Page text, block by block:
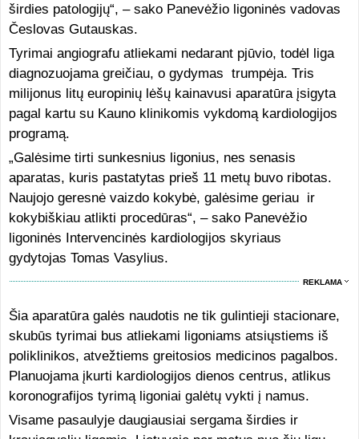
širdies patologijų“, – sako Panevėžio ligoninės vadovas
Česlovas Gutauskas.
Tyrimai angiografu atliekami nedarant pjūvio, todėl liga
diagnozuojama greičiau, o gydymas trumpėja. Tris
milijonus litų europinių lėšų kainavusi aparatūra įsigyta
pagal kartu su Kauno klinikomis vykdomą kardiologijos
programą.
„Galėsime tirti sunkesnius ligonius, nes senasis
aparatas, kuris pastatytas prieš 11 metų buvo ribotas.
Naujojo geresnė vaizdo kokybė, galėsime geriau ir
kokybiškiau atlikti procedūras“, – sako Panevėžio
ligoninės Intervencinės kardiologijos skyriaus
gydytojas Tomas Vasylius.
REKLAMA
Šia aparatūra galės naudotis ne tik gulintieji stacionare,
skubūs tyrimai bus atliekami ligoniams atsiųstiems iš
poliklinikos, atvežtiems greitosios medicinos pagalbos.
Planuojama įkurti kardiologijos dienos centrus, atlikus
koronografijos tyrimą ligoniai galėtų vykti į namus.
Visame pasaulyje daugiausiai sergama širdies ir